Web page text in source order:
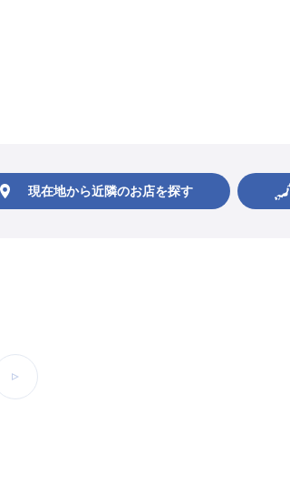
現在地から近隣のお店を探す
次へ